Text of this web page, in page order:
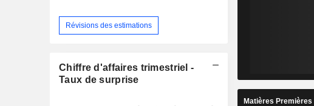
Révisions des estimations
Chiffre d'affaires trimestriel -
Taux de surprise
Matières Premières